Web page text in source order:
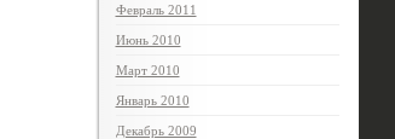
Февраль 2011
Июнь 2010
Март 2010
Январь 2010
Декабрь 2009